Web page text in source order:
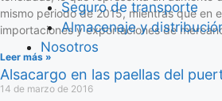
Seguro de transporte
Almacenaje y
Nosotros
mismo periodo de 2015, mientras que en
importaciones y exportaciones de
Leer más »
Alsacargo en las paellas del
14 de marzo de 2016